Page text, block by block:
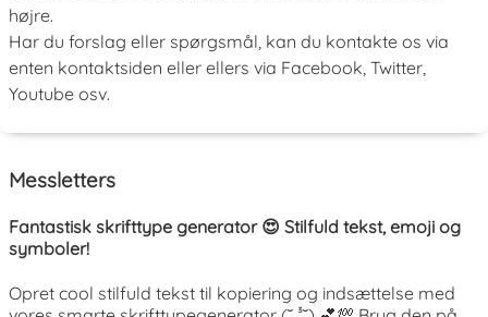
højre.
Har du forslag eller spørgsmål, kan du kontakte os via
enten kontaktsiden eller ellers via Facebook, Twitter,
Youtube osv.
Messletters
Fantastisk skrifttype generator 😍 Stilfuld tekst, emoji og
symboler!
Opret cool stilfuld tekst til kopiering og indsættelse med